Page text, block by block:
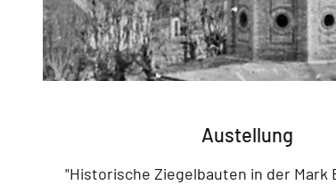
Austellung
"Historische Ziegelbauten in der Mark